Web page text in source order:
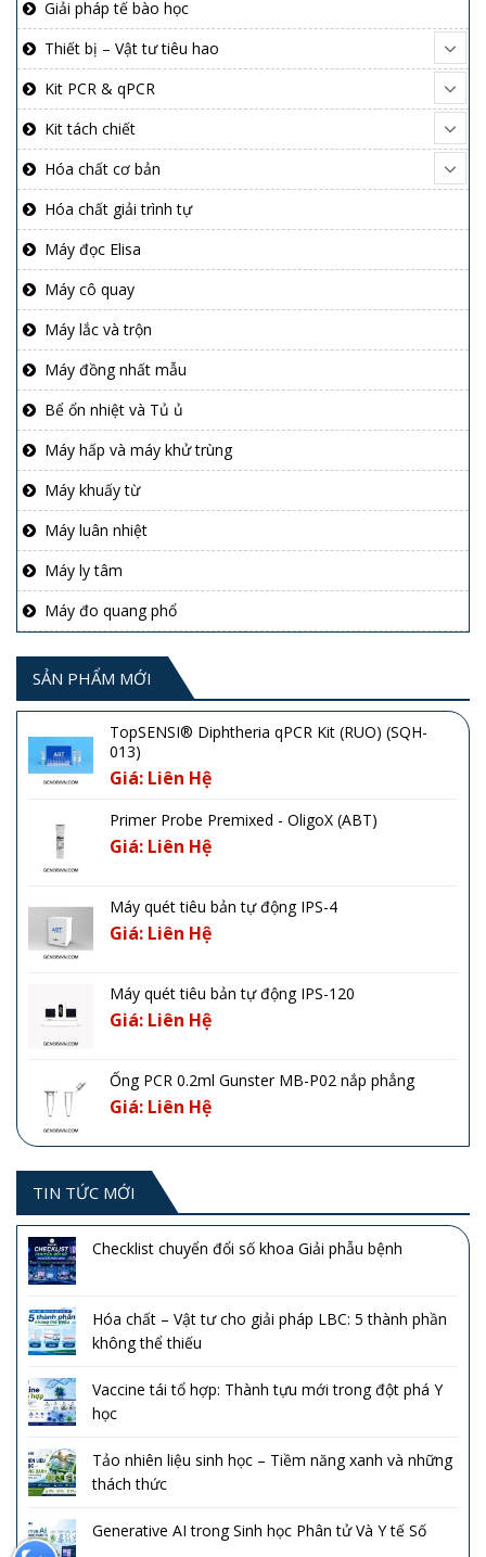
Giải pháp tế bào học
Thiết bị – Vật tư tiêu hao
Kit PCR & qPCR
Kit tách chiết
Hóa chất cơ bản
Hóa chất giải trình tự
Máy đọc Elisa
Máy cô quay
Máy lắc và trộn
Máy đồng nhất mẫu
Bể ổn nhiệt và Tủ ủ
Máy hấp và máy khử trùng
Máy khuấy từ
Máy luân nhiệt
Máy ly tâm
Máy đo quang phổ
SẢN PHẨM MỚI
TopSENSI® Diphtheria qPCR Kit (RUO) (SQH-
013)
Giá: Liên Hệ
Primer Probe Premixed - OligoX (ABT)
Giá: Liên Hệ
Máy quét tiêu bản tự động IPS-4
Giá: Liên Hệ
Máy quét tiêu bản tự động IPS-120
Giá: Liên Hệ
Ống PCR 0.2ml Gunster MB-P02 nắp phẳng
Giá: Liên Hệ
TIN TỨC MỚI
Checklist chuyển đổi số khoa Giải phẫu bệnh
Hóa chất – Vật tư cho giải pháp LBC: 5 thành phần
không thể thiếu
Vaccine tái tổ hợp: Thành tựu mới trong đột phá Y
học
Tảo nhiên liệu sinh học – Tiềm năng xanh và những
thách thức
Generative AI trong Sinh học Phân tử Và Y tế Số